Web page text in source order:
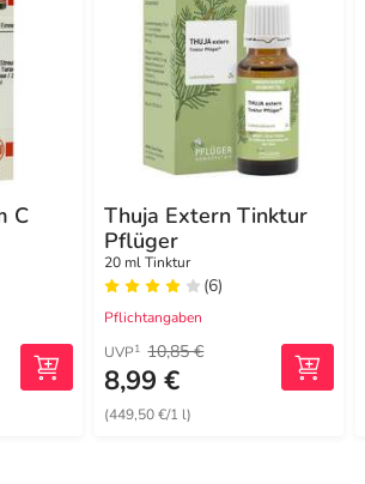
C
Thuja Extern Tinktur
Pflüger
20 ml Tinktur
(6)
Pflichtangaben
UVP1 10,85 €
8,99 €
(449,50 €/1 l)